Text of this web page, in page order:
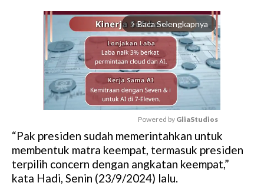
arrow_forward_ios Baca Selengkapnya
M
u
t
Powered by GliaStudios
“Pak presiden sudah memerintahkan untuk
membentuk matra keempat, termasuk presiden
terpilih concern dengan angkatan keempat,”
kata Hadi, Senin (23/9/2024) lalu.